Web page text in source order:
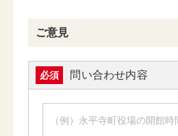
ご意見
必須 問い合わせ内容